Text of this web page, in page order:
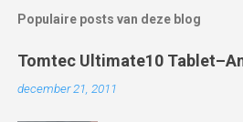
Populaire posts van deze blog
Tomtec Ultimate10
december 21, 2011